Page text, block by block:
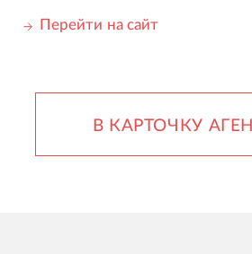
Перейти на сайт
В КАРТОЧКУ